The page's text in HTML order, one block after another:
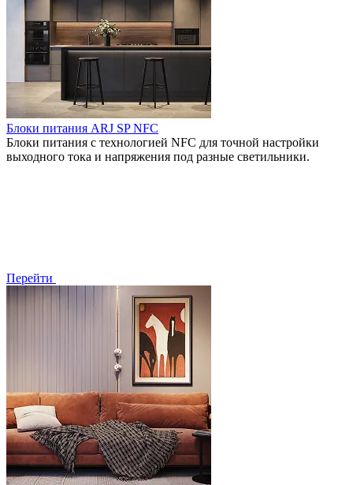
Блоки питания ARJ SP NFC
Блоки питания с технологией NFC для точной настройки
выходного тока и напряжения под разные светильники.
Перейти